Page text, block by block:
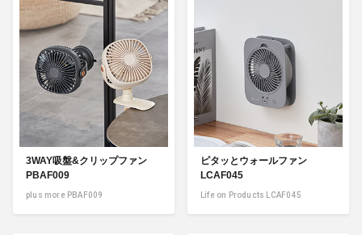
3WAY吸盤&クリップファン
PBAF009
plus more PBAF009
ピタッとウォールファン
LCAF045
Life on Products LCAF045